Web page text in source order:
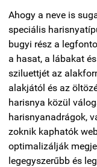
Ahogy a neve is
speciális
bugyi rész a
a hasat, a lábakat
sziluettjét az
alakjától és az
harisnya közül
harisnyanadrágok,
zoknik kaphatók
optimalizálják
legegyszerűbb és